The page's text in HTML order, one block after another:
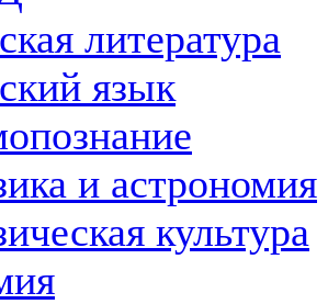
литература
язык
и астрономия
культура